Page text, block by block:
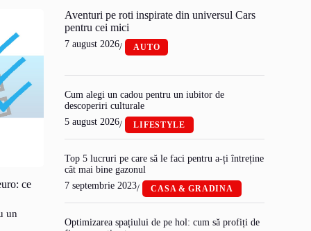
ce
un
Aventuri pe roti inspirate din universul Cars
pentru cei mici
7 august 2026/ AUTO
Cum alegi un cadou pentru un iubitor de
descoperiri culturale
5 august 2026/ LIFESTYLE
Top 5 lucruri pe care să le faci pentru a-ți întreține
cât mai bine gazonul
7 septembrie 2023/ CASA & GRADINA
Optimizarea spațiului de pe hol: cum să profiți de